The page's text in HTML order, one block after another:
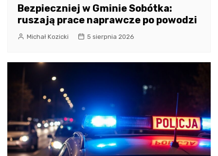
Bezpieczniej w Gminie Sobótka:
ruszają prace naprawcze po powodzi
Michał Kozicki 5 sierpnia 2026